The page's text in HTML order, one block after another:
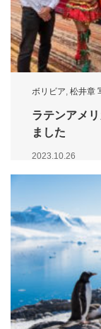
ボリビア 松井章
ラテンアメ
ました
2023.10.26